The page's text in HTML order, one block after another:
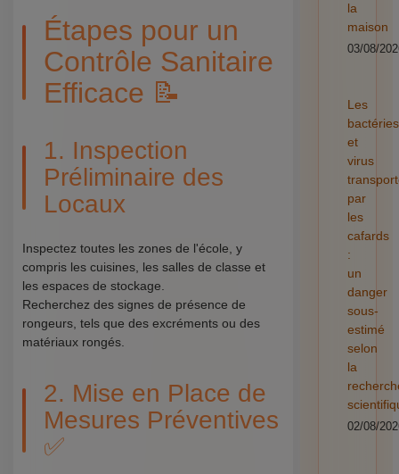
Étapes pour un
Contrôle Sanitaire
Efficace 📝
1. Inspection
Préliminaire des
Locaux
Inspectez toutes les zones de l'école, y
compris les cuisines, les salles de classe et
les espaces de stockage.
Recherchez des signes de présence de
rongeurs, tels que des excréments ou des
matériaux rongés.
2. Mise en Place de
Mesures Préventives
✅
la
maison
03/08/
Les
bactéries
et
virus
par
les
cafards
:
un
danger
sous-
estimé
selon
la
02/08/